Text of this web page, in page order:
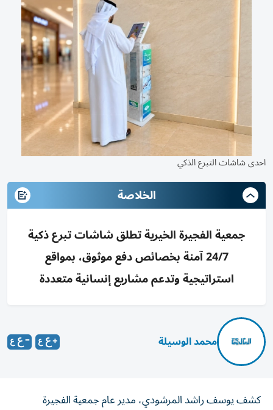
احدى شاشات التبرع الذكي
الخلاصة
جمعية الفجيرة الخيرية تطلق شاشات تبرع ذكية
24/7 آمنة بخصائص دفع موثوق، بمواقع
استراتيجية وتدعم مشاريع إنسانية متعددة
محمد الوسيلة
كشف يوسف راشد المرشودي، مدير عام جمعية الفجيرة